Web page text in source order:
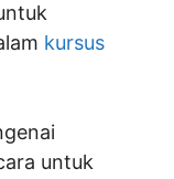
kursus
untuk